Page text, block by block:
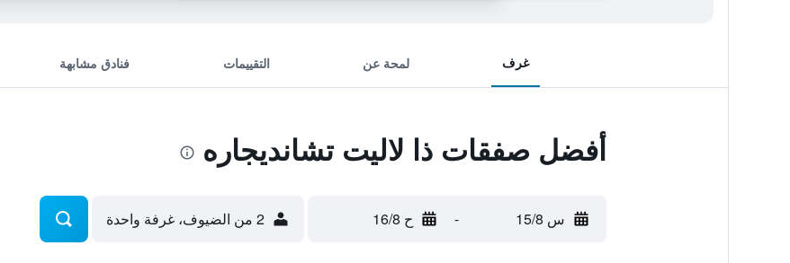
غرف لمحة عن التقييمات فنادق مشابهة
أفضل صفقات ذا لاليت تشانديجاره
س 15/8 - ح 16/8 2 من الضيوف، غرفة واحدة